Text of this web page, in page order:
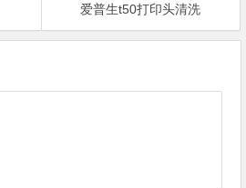
爱普生t50打印头清洗